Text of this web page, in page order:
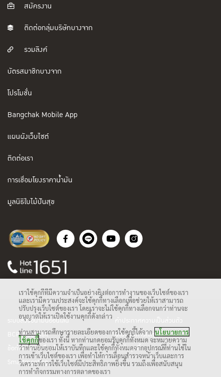
สมัครงาน
ติดต่อกลุ่มบริษัทบางจาก
รวมลิงค์
บัตรสมาชิกบางจาก
โปรโมชั่น
Bangchak Mobile App
แผนผังเว็บไซต์
ติดต่อเรา
การเชื่อมโยงราคาน้ำมัน
มูลนิธิใบไม้ปันสุข
ระบบสั่งซื้อน้ำมันออนไลน์
BCP Web Mail
ข้อกำหนดและเงื่อนไข
Smartmeeting
นโยบายการใช้คุกกี้
ตั้งค่าคุกกี้
เราใช้คุกกี้ที่มีความจำเป็นอย่างยิ่งต่อการทำงานของเว็บไซต์ของเรา
และเรามีความประสงค์จะใช้คุกกี้ทางเลือกเพื่อช่วยให้เราสามารถ
ปรับปรุงเว็บไซต์ของเรา โดยเราจะไม่ใช้คุกกี้ทางเลือกจนกว่าท่านจะ
อนุญาตให้เราเปิดใช้งานคุกกี้ดังกล่าว
ท่านสามารถศึกษารายละเอียดของการใช้คุกกี้ได้จาก นโยบายการ
ใช้คุกกี้ของเรา ทั้งนี้ หากท่านกดยอมรับคุกกี้ทั้งหมด จะหมายความ
ว่าท่านยินยอมให้เราบันทึกและใช้คุกกี้ทั้งหมดจากอุปกรณ์ที่ท่านใช้ใน
การเข้าเว็บไซต์ของเรา เพื่อทำให้การเลื่อนสำรวจหน้าเว็บและการ
วิเคราะห์การใช้เว็บไซต์มีประสิทธิภาพยิ่งขึ้น รวมถึงเพื่อสนับสนุน
การทำกิจกรรมทางการตลาดของเรา